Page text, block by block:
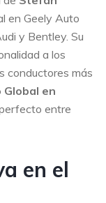
en Geely Auto
y Bentley. Su
a los
conductores más
en
entre
en el